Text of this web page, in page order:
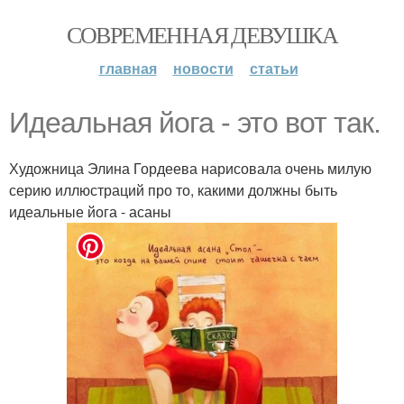
СОВРЕМЕННАЯ ДЕВУШКА
главная новости статьи
Идеальная йога - это вот так.
Художница Элина Гордеева нарисовала очень милую
серию иллюстраций про то, какими должны быть
идеальные йога - асаны